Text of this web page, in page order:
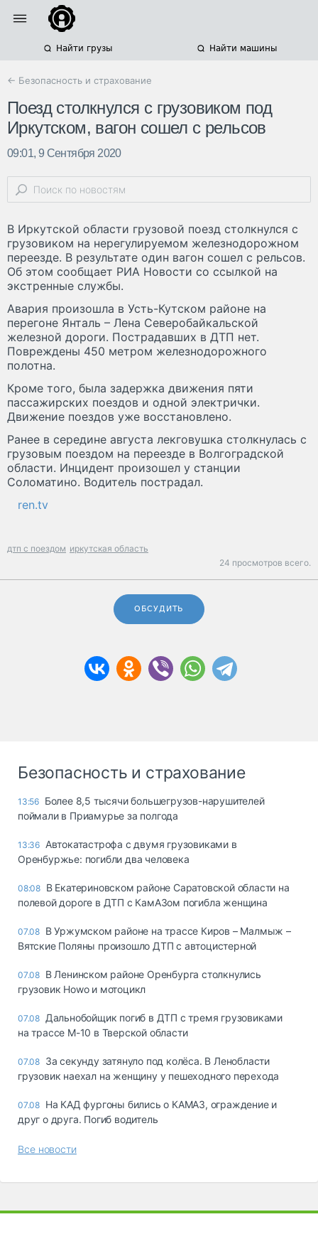
Найти грузы Найти машины
← Безопасность и страхование
Поезд столкнулся с грузовиком под
Иркутском, вагон сошел с рельсов
09:01, 9 Сентября 2020
В Иркутской области грузовой поезд столкнулся с
грузовиком на нерегулируемом железнодорожном
переезде. В результате один вагон сошел с рельсов.
Об этом сообщает РИА Новости со ссылкой на
экстренные службы.
Авария произошла в Усть-Кутском районе на
перегоне Янталь – Лена Северобайкальской
железной дороги. Пострадавших в ДТП нет.
Повреждены 450 метром железнодорожного
полотна.
Кроме того, была задержка движения пяти
пассажирских поездов и одной электрички.
Движение поездов уже восстановлено.
Ранее в середине августа лекговушка столкнулась с
грузовым поездом на переезде в Волгоградской
области. Инцидент произошел у станции
Соломатино. Водитель пострадал.
ren.tv
дтп с поездом иркутская область
24 просмотров всего.
ОБСУДИТЬ
Безопасность и страхование
13:56 Более 8,5 тысячи большегрузов-нарушителей
поймали в Приамурье за полгода
13:36 Автокатастрофа с двумя грузовиками в
Оренбуржье: погибли два человека
08:08 В Екатериновском районе Саратовской области на
полевой дороге в ДТП с КамАЗом погибла женщина
07.08 В Уржумском районе на трассе Киров – Малмыж –
Вятские Поляны произошло ДТП с автоцистерной
07.08 В Ленинском районе Оренбурга столкнулись
грузовик Howo и мотоцикл
07.08 Дальнобойщик погиб в ДТП с тремя грузовиками
на трассе М-10 в Тверской области
07.08 За секунду затянуло под колёса. В Ленобласти
грузовик наехал на женщину у пешеходного перехода
07.08 На КАД фургоны бились о КАМАЗ, ограждение и
друг о друга. Погиб водитель
Все новости